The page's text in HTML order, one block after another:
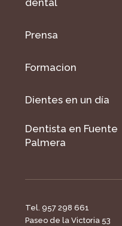
Prensa
Formacion
Dientes en un día
Dentista en Fuente
Palmera
Tel. 957 298 661
Paseo de la Victoria 53